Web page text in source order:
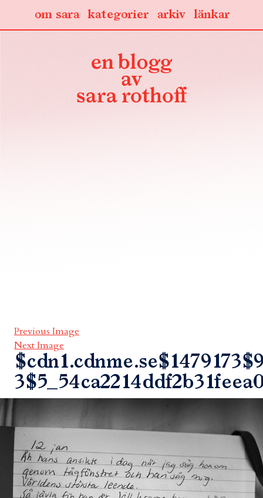
länkar
arkiv
kategorier
om sara
Previous Image
Next Image